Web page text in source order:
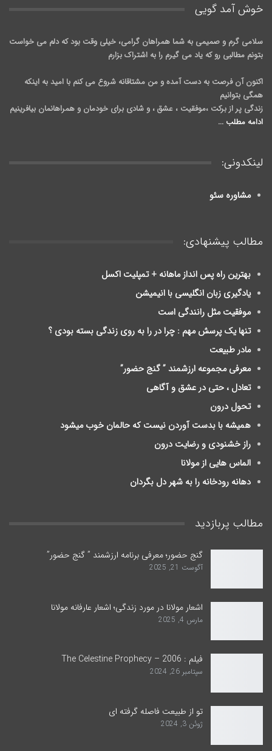
خوش آمد گويی
سلامی گرم و صمیمی به شما همراهان گرامی، خیلی وقت بود که دلم می خواست
بتونم مطالبی رو که یاد می گیرم را به اشتراک بزارم
اکنون آن فرصت به دست آمده و من مشتاقانه شروع می کنم با امید به اینکه
همگی بتوانیم
زندگی پر از برکت ،موفقیت ، عشق ، و شادی برای خودمان و همراهانمان بیافرینیم
ادامه مطلب ...
لینکدونی:
مشاوره سئو
مطالب پیشنهادی:
بهترین راه پس انداز ماهانه + تمپلیت اکسل
یادگیری زبان انگلیسی با انیمیشن
موفقیت مثل رانندگی است
تنها یک پرسش مهم : چرا در را به روی زندگی بسته بودی ؟
مادر طبیعت
معرفی مجموعه ارزشمند ” گنج حضور”
تعادل ، حتی در عشق و آگاهی
تحول درون
ﻫﻤﯿﺸﻪ ﺑﺎ ﺑﺪﺳﺖ ﺁﻭﺭﺩﻥ ﻧﯿﺴﺖ ﮐﻪ ﺣﺎلمان ﺧﻮﺏ ﻣﯿﺸﻮﺩ
راز خشنودی و رضایت درون
الماس هایی از مولانا
دهانه رودخانه را به شهر دل بگردان
مطالب پربازدید
گنج حضور؛ معرفی برنامه ارزشمند ” گنج حضور”
آگوست 21, 2025
اشعار مولانا در مورد زندگی؛ اشعار عارفانه مولانا
مارس 4, 2025
فیلم : The Celestine Prophecy – 2006
سپتامبر 26, 2024
تو از طبیعت فاصله گرفته ای
ژوئن 3, 2024